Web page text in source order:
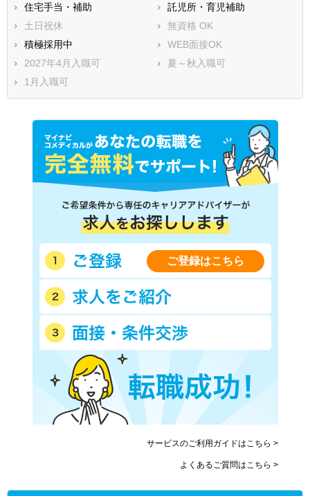
住宅手当・補助
託児所・育児補助
土日祝休
無資格 OK
積極採用中
WEB面接OK
2027年4月入職可
夏～秋入職可
1月入職可
ご登録はこちら
サービスのご利用ガイドはこちら >
よくあるご質問はこちら >